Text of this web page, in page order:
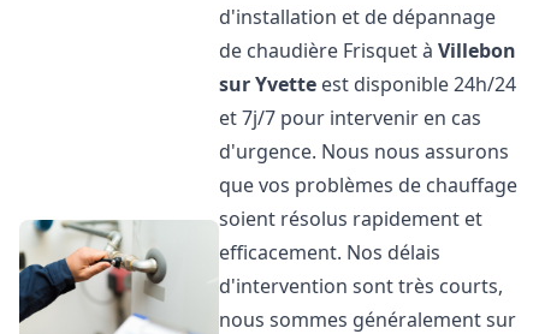
d'installation et de dépannage
de chaudière Frisquet àVillebon
sur Yvette est disponible 24h/24
et 7j/7 pour intervenir en cas
d'urgence. Nous nous assurons
que vos problèmes de chauffage
soient résolus rapidement et
efficacement. Nos délais
d'intervention sont très courts,
nous sommes généralement sur